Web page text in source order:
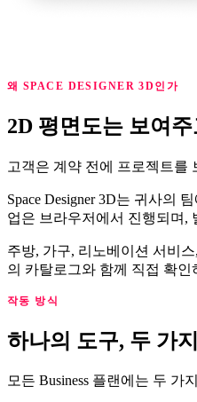
왜 SPACE DESIGNER 3D인가
2D 평면도는 보여
고객은 계약 전에 프로젝트를
Space Designer 3D는 귀사의
업은 브라우저에서 진행되며,
주방, 가구, 리노베이션 서비
의 카탈로그와 함께 직접 확
작동 방식
하나의 도구, 두 가
모든 Business 플랜에는 두